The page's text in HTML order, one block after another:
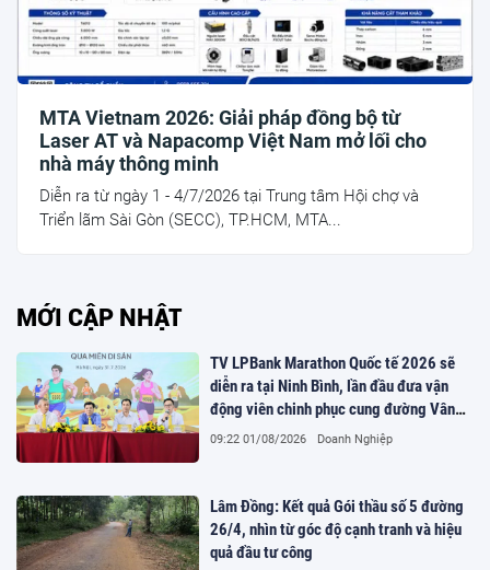
MTA Vietnam 2026: Giải pháp đồng bộ từ
Laser AT và Napacomp Việt Nam mở lối cho
nhà máy thông minh
Diễn ra từ ngày 1 - 4/7/2026 tại Trung tâm Hội chợ và
Triển lãm Sài Gòn (SECC), TP.HCM, MTA...
MỚI CẬP NHẬT
TV LPBank Marathon Quốc tế 2026 sẽ
diễn ra tại Ninh Bình, lần đầu đưa vận
động viên chinh phục cung đường Vân
Long
09:22 01/08/2026 Doanh Nghiệp
Lâm Đồng: Kết quả Gói thầu số 5 đường
26/4, nhìn từ góc độ cạnh tranh và hiệu
quả đầu tư công